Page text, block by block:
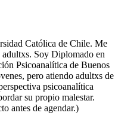
Católica de Chile. Me
Soy Diplomado en
Psicoanalítica de Buenos
pero atiendo adultxs de
psicoanalítica
su propio malestar.
antes de agendar.)